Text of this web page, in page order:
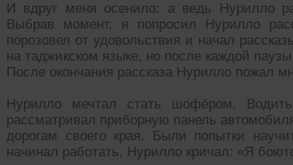
И вдруг меня осенило: а ведь Нурилло
Выбрав момент, я попросил Нурилло
порозовел от удовольствия и начал
на таджикском языке, но после каждой
После окончания рассказа Нурилло пожал
Нурилло мечтал стать шофёром.
рассматривал приборную панель
дорогам своего края. Были попытки
начинал работать, Нурилло кричал: «Я